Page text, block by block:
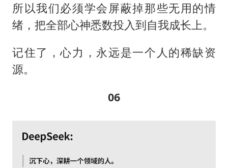
所以我们必须学会屏蔽掉那些无用的情
绪，把全部心神悉数投入到自我成长上。
记住了，心力，永远是一个人的稀缺资
源。
06